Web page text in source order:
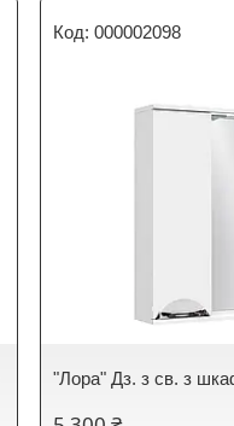
000002098
"Лора" Дз. з св. з